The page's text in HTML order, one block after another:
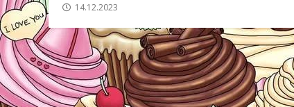
14.12.2023